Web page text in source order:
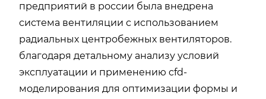
предприятий в россии была внедрена
система вентиляции с использованием
радиальных центробежных вентиляторов.
благодаря детальному анализу условий
эксплуатации и применению cfd-
моделирования для оптимизации формы и